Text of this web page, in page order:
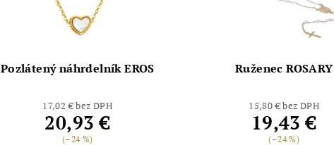
Pozlátený náhrdelník EROS
17,02 € bez DPH
20,93 €
(–24 %)
Ruženec ROSARY
15,80 € bez DPH
19,43 €
(–24 %)